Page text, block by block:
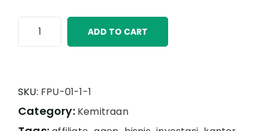
ADD TO CART
SKU: FPU-01-1-1
Category: Kemitraan